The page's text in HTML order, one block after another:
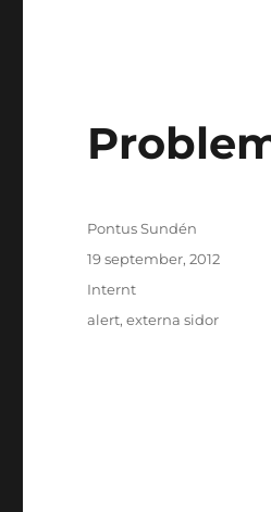
Författare
Pontus Sundén
Postat
19 september, 2012
Kategorier
Internt
Taggar
alert,externa sidor